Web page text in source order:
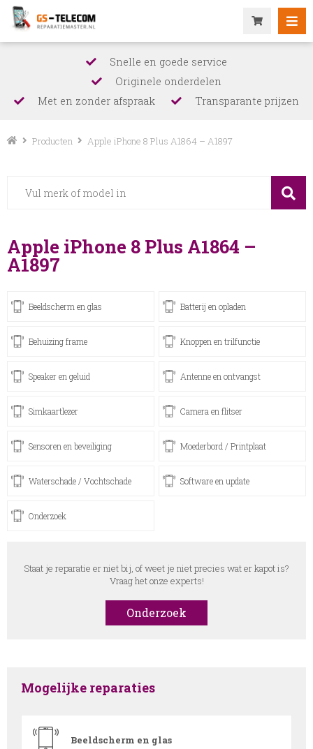
Snelle en goede service
Originele onderdelen
Met en zonder afspraak
Transparante prijzen
Producten Apple iPhone 8 Plus A1864 – A1897
Apple iPhone 8 Plus A1864 –
A1897
Beeldscherm en glas Batterij en opladen
Behuizing frame Knoppen en trilfunctie
Speaker en geluid Antenne en ontvangst
Simkaartlezer Camera en flitser
Sensoren en beveiliging Moederbord / Printplaat
Waterschade / Vochtschade Software en update
Onderzoek
Staat je reparatie er niet bij, of weet je niet precies wat er kapot is?
Vraag het onze experts!
Onderzoek
Mogelijke reparaties
Beeldscherm en glas